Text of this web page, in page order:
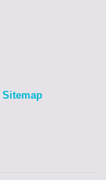
Sitemap